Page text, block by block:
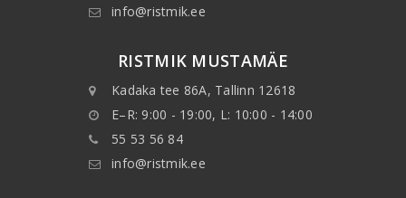
info@ristmik.ee
RISTMIK MUSTAMÄE
Kadaka tee 86A, Tallinn 12618
E–R: 9:00 - 19:00, L: 10:00 - 14:00
55 53 56 84
info@ristmik.ee